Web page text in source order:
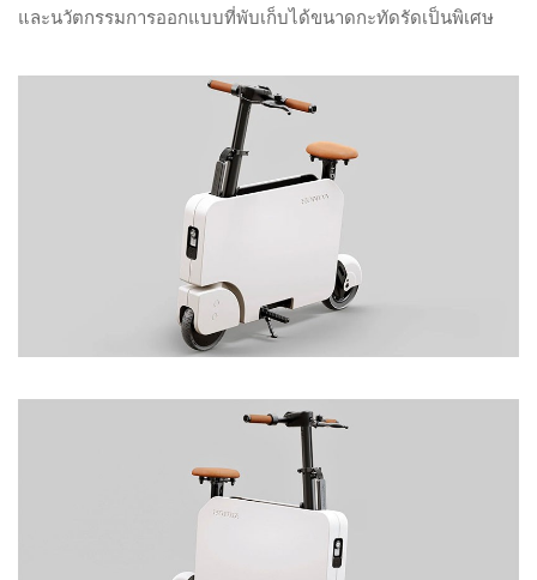
และนวัตกรรมการออกแบบที่พับเก็บได้ขนาดกะทัดรัดเป็นพิเศษ